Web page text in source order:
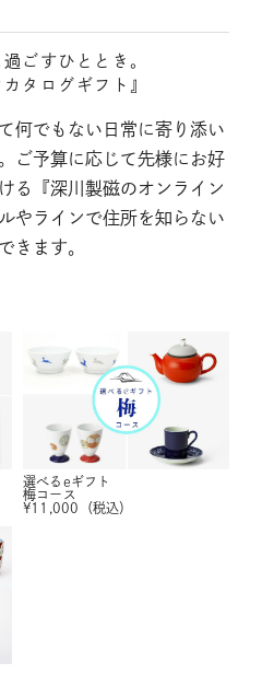
ごすひととき。
タログギフト』
何でもない日常に寄り添い
ご予算に応じて先様にお好
る『深川製磁のオンライン
やラインで住所を知らない
きます。
選べるeギフト
梅コース
¥11,000 （税込）